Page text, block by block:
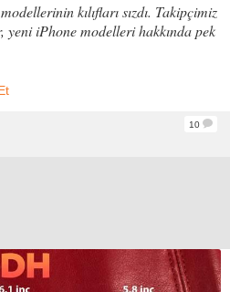
kılıfları sızdı. Takipçimiz
yeni iPhone modelleri hakkında pek
10